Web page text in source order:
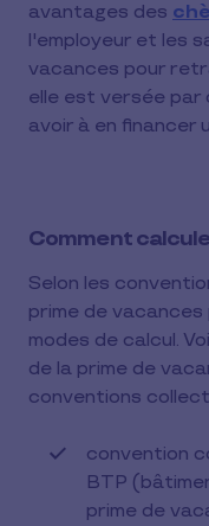
avantages des
l'employeur et les
vacances pour
elle est versée par
avoir à en financer
Comment
Selon les
prime de
modes de calcul.
de la prime de
conventions
convention
BTP
prime de